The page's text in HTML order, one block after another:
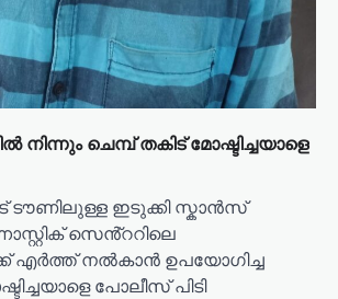
ചെമ്പ് തകിട് മോഷ്ടിച്ചയാളെ
ടൗണിലുള്ള ഇടുക്കി സ്കാൻസ്
സെൻ്ററിലെ
എർത്ത് നൽകാൻ ഉപയോഗിച്ച
പോലീസ് പിടി